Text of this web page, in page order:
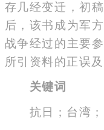
存几经变迁，初
后，该书成为军
战争经过的主要
所引资料的正误及
关键词
抗日；台湾；